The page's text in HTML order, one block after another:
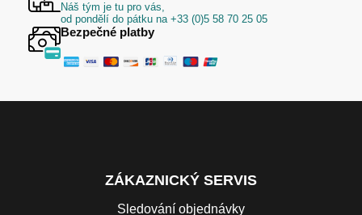
Náš tým je tu pro vás,
od pondělí do pátku na +33 (0)5 58 70 25 05
Bezpečné platby
ZÁKAZNICKÝ SERVIS
Sledování objednávky